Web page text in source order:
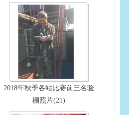
2018年秋季各站比赛前三名验
棚照片(21)